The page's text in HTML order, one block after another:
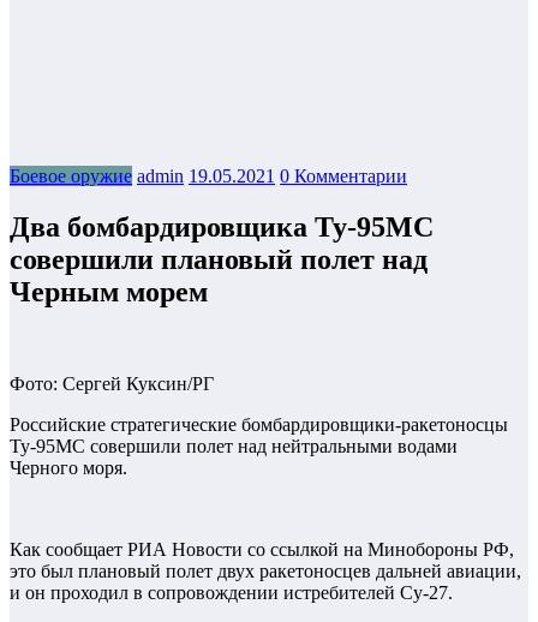
Боевое оружие admin 19.05.2021 0 Комментарии
Два бомбардировщика Ту-95МС
совершили плановый полет над
Черным морем
Фото: Сергей Куксин/РГ
Российские стратегические бомбардировщики-ракетоносцы
Ту-95МС совершили полет над нейтральными водами
Черного моря.
Как сообщает РИА Новости со ссылкой на Минобороны РФ,
это был плановый полет двух ракетоносцев дальней авиации,
и он проходил в сопровождении истребителей Су-27.